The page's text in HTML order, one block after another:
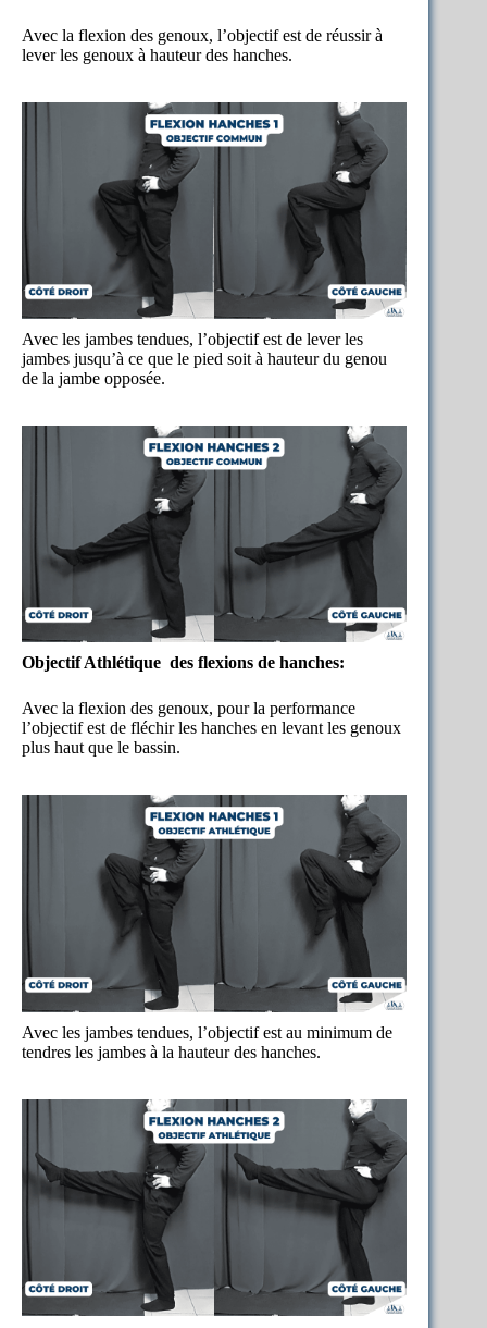
Avec la flexion des genoux, l’objectif est de réussir à
lever les genoux à hauteur des hanches.
Avec les jambes tendues, l’objectif est de lever les
jambes jusqu’à ce que le pied soit à hauteur du genou
de la jambe opposée.
Objectif Athlétique des flexions de hanches:
Avec la flexion des genoux, pour la performance
l’objectif est de fléchir les hanches en levant les genoux
plus haut que le bassin.
Avec les jambes tendues, l’objectif est au minimum de
tendres les jambes à la hauteur des hanches.